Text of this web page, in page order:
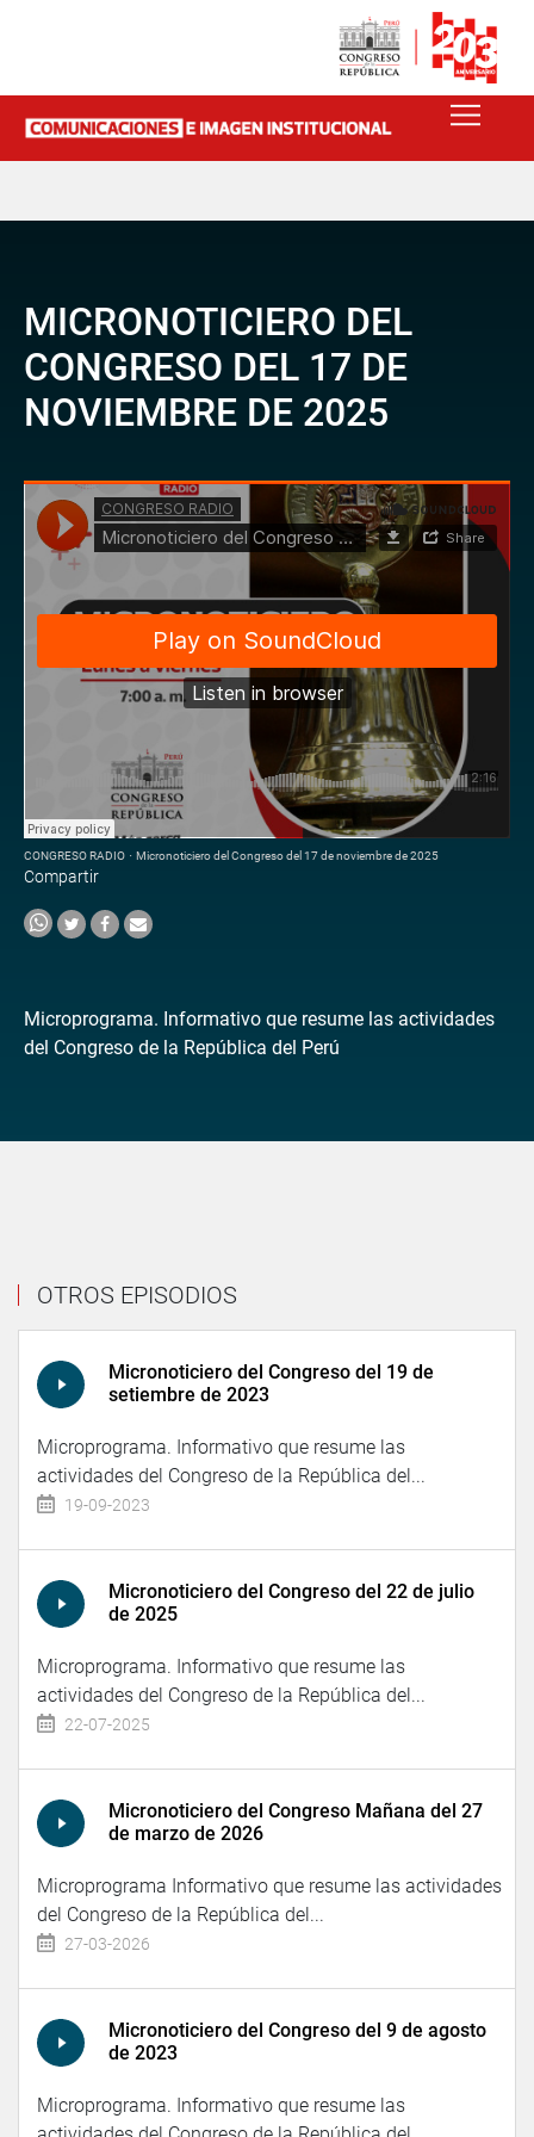
MICRONOTICIERO DEL
CONGRESO DEL 17 DE
NOVIEMBRE DE 2025
CONGRESO RADIO · Micronoticiero del Congreso del 17 de noviembre de 2025
Compartir
Microprograma. Informativo que resume las actividades
del Congreso de la República del Perú
OTROS EPISODIOS
Micronoticiero del Congreso del 19 de
setiembre de 2023
Microprograma. Informativo que resume las
actividades del Congreso de la República del...
19-09-2023
Micronoticiero del Congreso del 22 de julio
de 2025
Microprograma. Informativo que resume las
actividades del Congreso de la República del...
22-07-2025
Micronoticiero del Congreso Mañana del 27
de marzo de 2026
Microprograma Informativo que resume las actividades
del Congreso de la República del...
27-03-2026
Micronoticiero del Congreso del 9 de agosto
de 2023
Microprograma. Informativo que resume las